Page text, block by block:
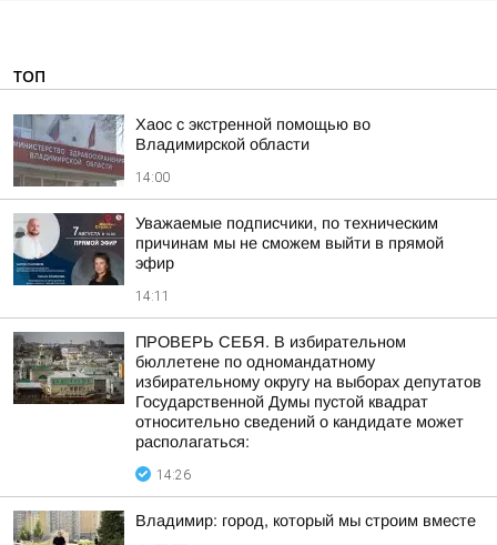
ТОП
Хаос с экстренной помощью во
Владимирской области
14:00
Уважаемые подписчики, по техническим
причинам мы не сможем выйти в прямой
эфир
14:11
ПРОВЕРЬ СЕБЯ. В избирательном
бюллетене по одномандатному
избирательному округу на выборах депутатов
Государственной Думы пустой квадрат
относительно сведений о кандидате может
располагаться:
14:26
Владимир: город, который мы строим вместе